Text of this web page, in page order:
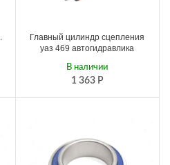
Главный цилиндр сцепления
уаз 469 автогидравлика
1 363 Р
В наличии